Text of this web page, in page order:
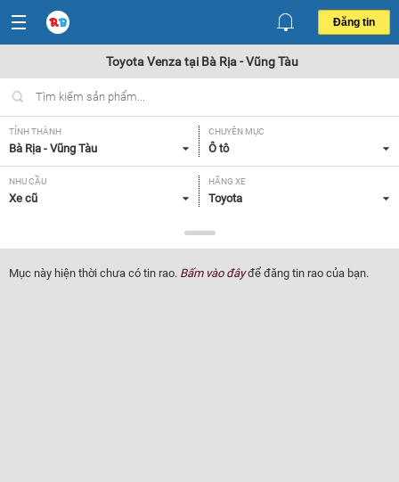
Đăng tin
Toyota Venza tại Bà Rịa - Vũng Tàu
TỈNH THÀNH
Bà Rịa - Vũng Tàu
CHUYÊN MỤC
Ô tô
NHU CẦU
Xe cũ
HÃNG XE
Toyota
Venza
NĂM SẢN XUẤT
Tất cả
GIÁ XE XUẤT XỨ
Mục này hiện thời chưa có tin rao. Bấm vào đâyđể đăng tin rao của bạn.